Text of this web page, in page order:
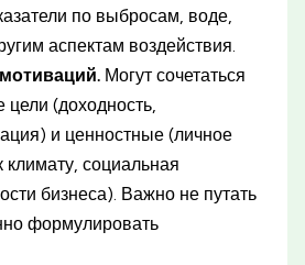
по выбросам, воде,
аспектам воздействия.
Могут сочетаться
(доходность,
и ценностные (личное
социальная
бизнеса). Важно не путать
формулировать